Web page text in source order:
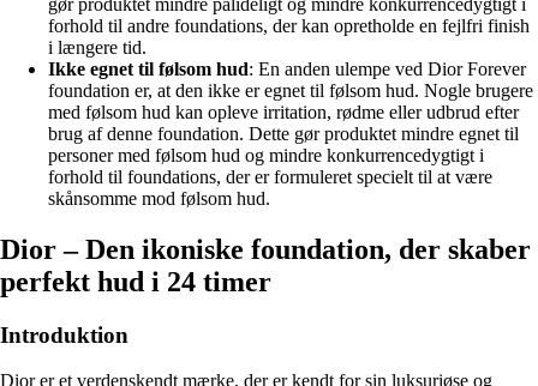
gør produktet mindre pålideligt og mindre konkurrencedygtigt i
forhold til andre foundations, der kan opretholde en fejlfri finish
i længere tid.
Ikke egnet til følsom hud: En anden ulempe ved Dior Forever
foundation er, at den ikke er egnet til følsom hud. Nogle brugere
med følsom hud kan opleve irritation, rødme eller udbrud efter
brug af denne foundation. Dette gør produktet mindre egnet til
personer med følsom hud og mindre konkurrencedygtigt i
forhold til foundations, der er formuleret specielt til at være
skånsomme mod følsom hud.
Dior – Den ikoniske foundation, der skaber
perfekt hud i 24 timer
Introduktion
Dior er et verdenskendt mærke, der er kendt for sin luksuriøse og